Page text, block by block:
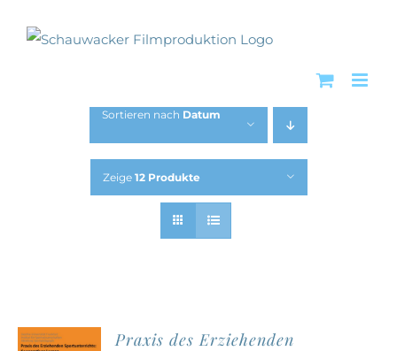
Inhalt
Sortieren nach Datum
Zeige 12 Produkte
Praxis des Erziehenden